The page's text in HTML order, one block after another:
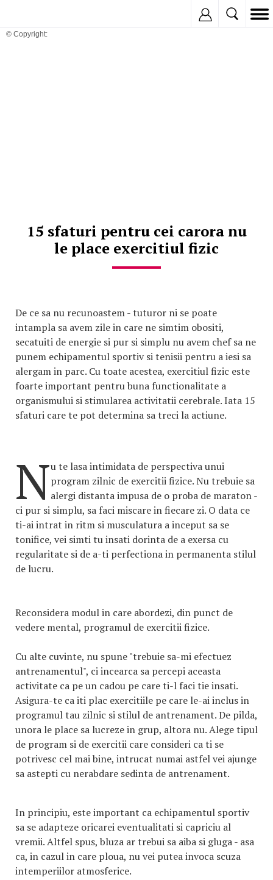
© Copyright:
15 sfaturi pentru cei carora nu
le place exercitiul fizic
De ce sa nu recunoastem - tuturor ni se poate
intampla sa avem zile in care ne simtim obositi,
secatuiti de energie si pur si simplu nu avem chef sa ne
punem echipamentul sportiv si tenisii pentru a iesi sa
alergam in parc. Cu toate acestea, exercitiul fizic este
foarte important pentru buna functionalitate a
organismului si stimularea activitatii cerebrale. Iata 15
sfaturi care te pot determina sa treci la actiune.
Nu te lasa intimidata de perspectiva unui
program zilnic de exercitii fizice. Nu trebuie sa
alergi distanta impusa de o proba de maraton -
ci pur si simplu, sa faci miscare in fiecare zi. O data ce
ti-ai intrat in ritm si musculatura a inceput sa se
tonifice, vei simti tu insati dorinta de a exersa cu
regularitate si de a-ti perfectiona in permanenta stilul
de lucru.
Reconsidera modul in care abordezi, din punct de
vedere mental, programul de exercitii fizice.
Cu alte cuvinte, nu spune "trebuie sa-mi efectuez
antrenamentul", ci incearca sa percepi aceasta
activitate ca pe un cadou pe care ti-l faci tie insati.
Asigura-te ca iti plac exercitiile pe care le-ai inclus in
programul tau zilnic si stilul de antrenament. De pilda,
unora le place sa lucreze in grup, altora nu. Alege tipul
de program si de exercitii care consideri ca ti se
potrivesc cel mai bine, intrucat numai astfel vei ajunge
sa astepti cu nerabdare sedinta de antrenament.
In principiu, este important ca echipamentul sportiv
sa se adapteze oricarei eventualitati si capriciu al
vremii. Altfel spus, bluza ar trebui sa aiba si gluga - asa
ca, in cazul in care ploua, nu vei putea invoca scuza
intemperiilor atmosferice.